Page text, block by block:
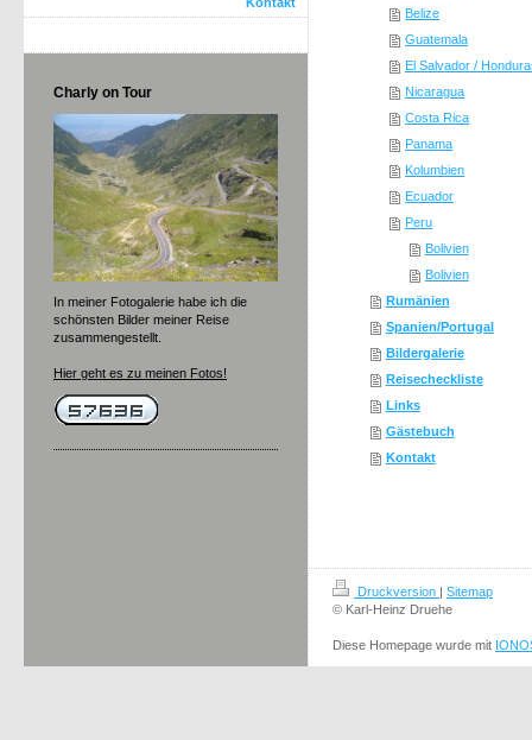
Belize
Guatemala
El Salvador /
Nicaragua
Costa Rica
Panama
Kolumbien
Ecuador
Peru
Bolivien
Bolivien
Rumänien
Spanien/Portugal
Bildergalerie
Reisecheckliste
Links
Gästebuch
Kontakt
Charly on Tour
In meiner Fotogalerie habe ich die
schönsten Bilder meiner Reise
zusammengestellt.
Hier geht es zu meinen Fotos!
Druckversion | Sitemap
© Karl-Heinz Druehe
Diese Homepage wurde mit